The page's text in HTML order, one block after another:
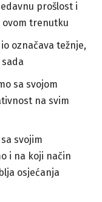
prošlost i
ovom trenutku
označava težnje,
sa svojom
na svim
svojim
i na koji način
osjećanja